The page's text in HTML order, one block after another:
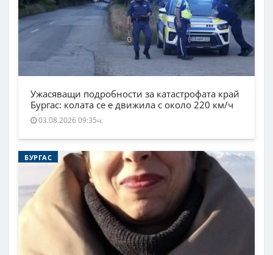
Ужасяващи подробности за катастрофата край
Бургас: колата се е движила с около 220 км/ч
03.08.2026 09:35ч.
БУРГАС